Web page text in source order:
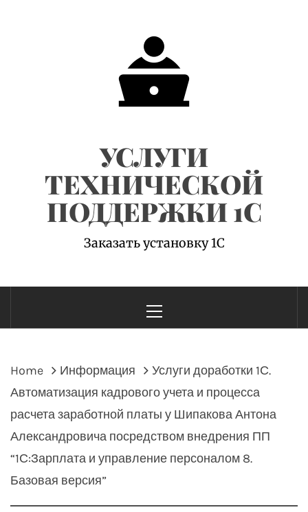
УСЛУГИ
ТЕХНИЧЕСКОЙ
ПОДДЕРЖКИ 1С
Заказать установку 1С
Menu
Home Информация
Услуги доработки 1С.
Автоматизация кадрового учета и процесса
расчета заработной платы у Шипакова Антона
Александровича посредством внедрения ПП
“1С:Зарплата и управление персоналом 8.
Базовая версия”